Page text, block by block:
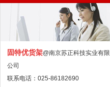
固特优货架@南京苏正科技实业有限
公司
联系电话：025-86182690